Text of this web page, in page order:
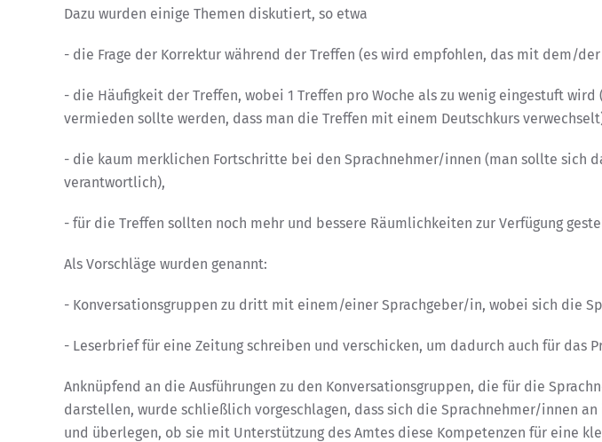
Dazu wurden einige Themen diskutiert, so etwa
- die Frage der Korrektur während der Treffen (es wird empfohlen, das mit dem/
- die Häufigkeit der Treffen, wobei 1 Treffen pro Woche als zu wenig eingestuft
vermieden sollte werden, dass man die Treffen mit einem Deutschkurs
- die kaum merklichen Fortschritte bei den Sprachnehmer/innen (man sollte
verantwortlich),
- für die Treffen sollten noch mehr und bessere Räumlichkeiten zur Verfügung
Als Vorschläge wurden genannt:
- Konversationsgruppen zu dritt mit einem/einer Sprachgeber/in, wobei sich die
- Leserbrief für eine Zeitung schreiben und verschicken, um dadurch auch für das
Anknüpfend an die Ausführungen zu den Konversationsgruppen, die für die
darstellen, wurde schließlich vorgeschlagen, dass sich die Sprachnehmer/innen
und überlegen, ob sie mit Unterstützung des Amtes diese Kompetenzen für eine